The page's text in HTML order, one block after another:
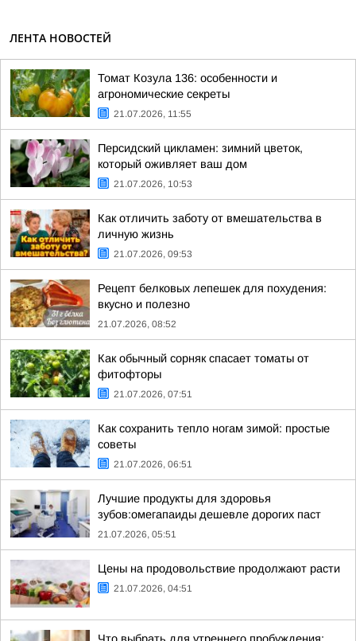
ЛЕНТА НОВОСТЕЙ
Томат Козула 136: особенности и
агрономические секреты
21.07.2026, 11:55
Персидский цикламен: зимний цветок,
который оживляет ваш дом
21.07.2026, 10:53
Как отличить заботу от вмешательства в
личную жизнь
21.07.2026, 09:53
Рецепт белковых лепешек для похудения:
вкусно и полезно
21.07.2026, 08:52
Как обычный сорняк спасает томаты от
фитофторы
21.07.2026, 07:51
Как сохранить тепло ногам зимой: простые
советы
21.07.2026, 06:51
Лучшие продукты для здоровья
зубов:омегапаиды дешевле дорогих паст
21.07.2026, 05:51
Цены на продовольствие продолжают расти
21.07.2026, 04:51